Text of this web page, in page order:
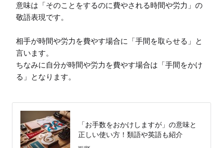
意味は「そのことをするのに費やされる時間や労力」の
敬語表現です。
相手が時間や労力を費やす場合に「手間を取らせる」と
言います。
ちなみに自分が時間や労力を費やす場合は「手間をかけ
る」となります。
「お手数をおかけしますが」の意味と
正しい使い方！類語や英語も紹介